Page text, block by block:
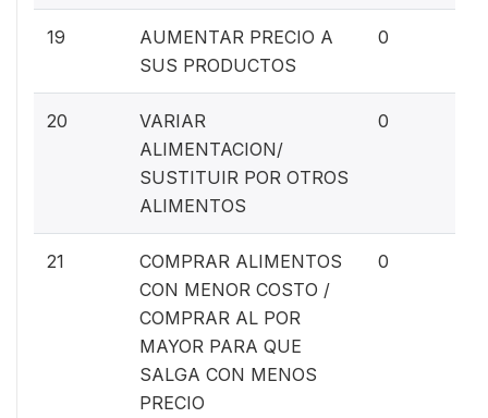
19
AUMENTAR PRECIO A
SUS PRODUCTOS
0
20
VARIAR
ALIMENTACION/
SUSTITUIR POR OTROS
ALIMENTOS
0
21
COMPRAR ALIMENTOS
CON MENOR COSTO /
COMPRAR AL POR
MAYOR PARA QUE
SALGA CON MENOS
PRECIO
0